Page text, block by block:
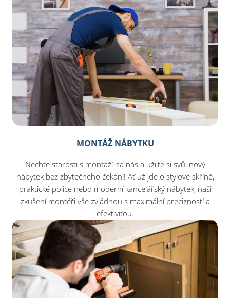
MONTÁŽ NÁBYTKU
Nechte starosti s montáží na nás a užijte si svůj nový
nábytek bez zbytečného čekání! Ať už jde o stylové skříně,
praktické police nebo moderní kancelářský nábytek, naši
zkušení montéři vše zvládnou s maximální precizností a
efektivitou.